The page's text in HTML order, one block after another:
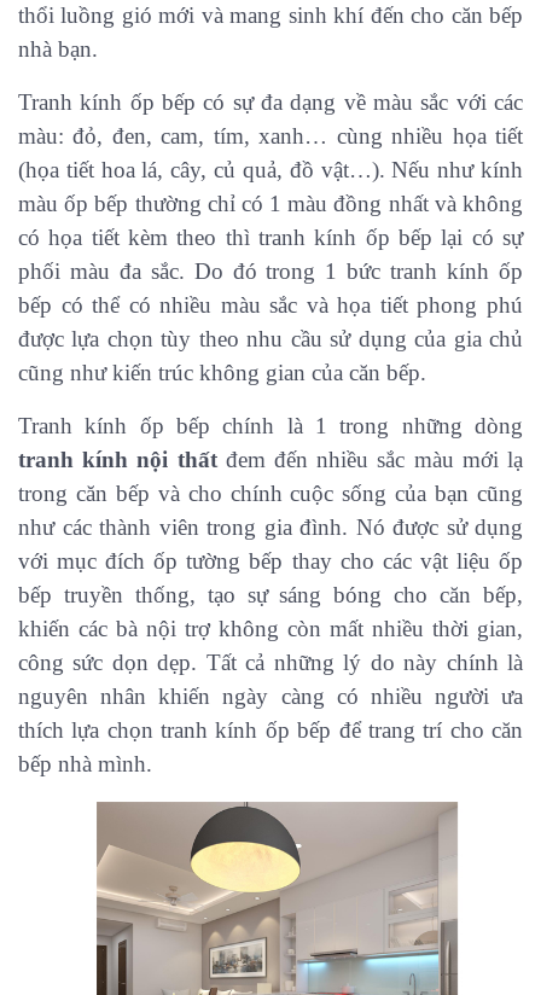
thổi luồng gió mới và mang sinh khí đến cho căn bếp
nhà bạn.
Tranh kính ốp bếp có sự đa dạng về màu sắc với các
màu: đỏ, đen, cam, tím, xanh… cùng nhiều họa tiết
(họa tiết hoa lá, cây, củ quả, đồ vật…). Nếu như kính
màu ốp bếp thường chỉ có 1 màu đồng nhất và không
có họa tiết kèm theo thì tranh kính ốp bếp lại có sự
phối màu đa sắc. Do đó trong 1 bức tranh kính ốp
bếp có thể có nhiều màu sắc và họa tiết phong phú
được lựa chọn tùy theo nhu cầu sử dụng của gia chủ
cũng như kiến trúc không gian của căn bếp.
Tranh kính ốp bếp chính là 1 trong những dòng
tranh kính nội thấtđem đến nhiều sắc màu mới lạ
trong căn bếp và cho chính cuộc sống của bạn cũng
như các thành viên trong gia đình. Nó được sử dụng
với mục đích ốp tường bếp thay cho các vật liệu ốp
bếp truyền thống, tạo sự sáng bóng cho căn bếp,
khiến các bà nội trợ không còn mất nhiều thời gian,
công sức dọn dẹp. Tất cả những lý do này chính là
nguyên nhân khiến ngày càng có nhiều người ưa
thích lựa chọn tranh kính ốp bếp để trang trí cho căn
bếp nhà mình.